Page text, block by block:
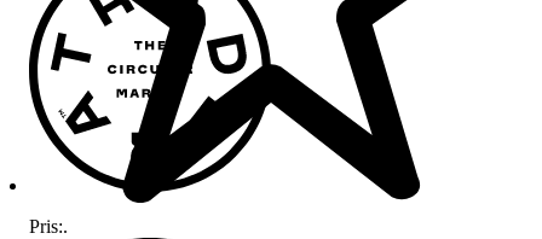
Pris:.